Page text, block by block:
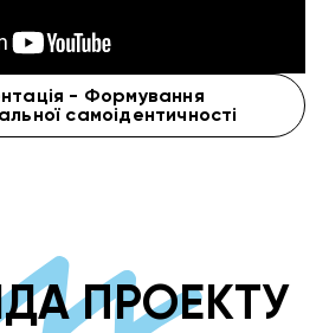
- Формування
самоідентич­ності
ПРОЕКТУ